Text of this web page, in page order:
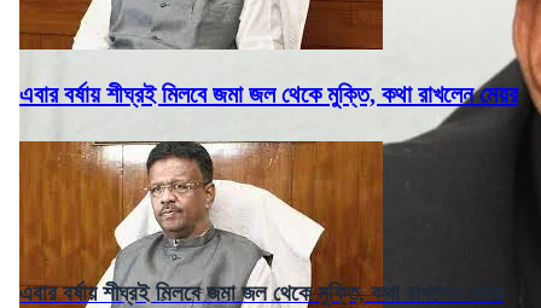
এবার বর্ষায় শীঘ্রই মিলবে জমা জল থেকে মুক্তি, কথা রাখলেন মেয়র
এবার বর্ষায় শীঘ্রই মিলবে জমা জল থেকে মুক্তি, কথা রাখলেন মেয়র